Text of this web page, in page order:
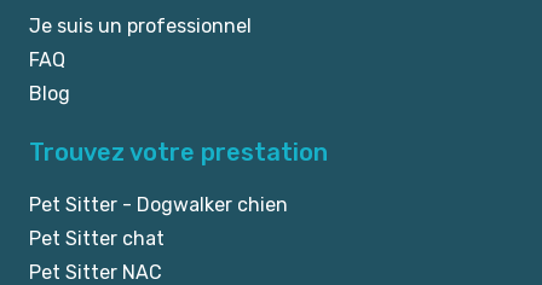
Je suis un professionnel
FAQ
Blog
Trouvez votre prestation
Pet Sitter - Dogwalker chien
Pet Sitter chat
Pet Sitter NAC